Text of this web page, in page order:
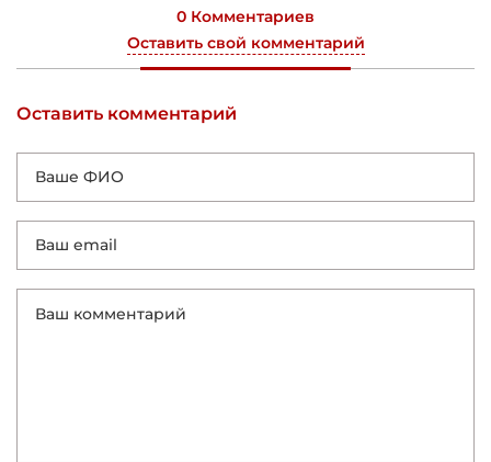
0 Комментариев
Оставить свой комментарий
Оставить комментарий